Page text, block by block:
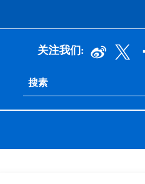
关注我们:
Ricerca
在网站中搜索